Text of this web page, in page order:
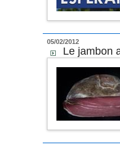
05/02/2012
Le jambon